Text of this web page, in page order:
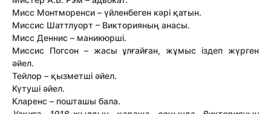
Мисс Монтморенси – үйленбеген кәрі қатын.
Миссис Шаттлуорт – Викторияның анасы.
Мисс Деннис – маникюрші.
Миссис Погсон – жасы ұлғайған, жұмыс іздеп жүрген
әйел.
Тейлор – қызметші әйел.
Күтуші әйел.
Кларенс – пошташы бала.